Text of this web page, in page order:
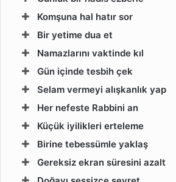
Komşuna hal hatır sor
Bir yetime dua et
Namazlarını vaktinde kıl
Gün içinde tesbih çek
Selam vermeyi alışkanlık yap
Her nefeste Rabbini an
Küçük iyilikleri erteleme
Birine tebessümle yaklaş
Gereksiz ekran süresini azalt